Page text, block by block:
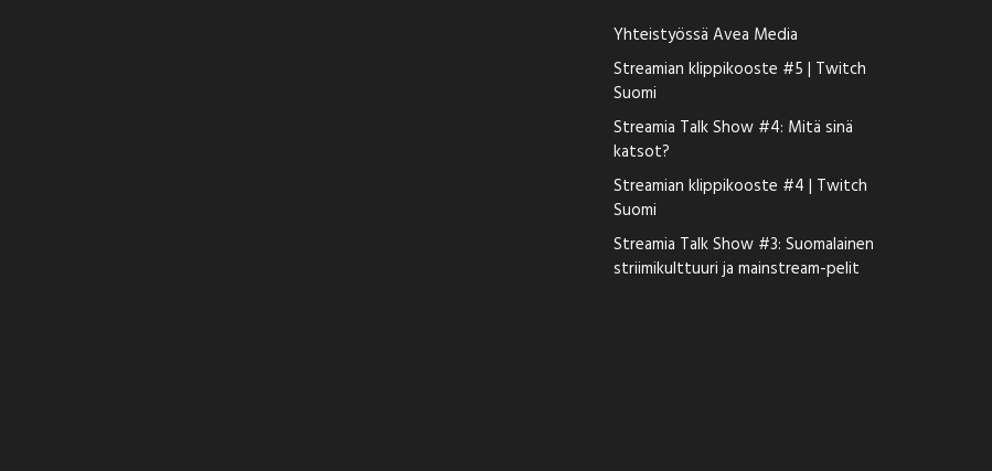
Yhteistyössä Avea Media
Streamian klippikooste #5 | Twitch
Suomi
Streamia Talk Show #4: Mitä sinä
katsot?
Streamian klippikooste #4 | Twitch
Suomi
Streamia Talk Show #3: Suomalainen
striimikulttuuri ja mainstream-pelit